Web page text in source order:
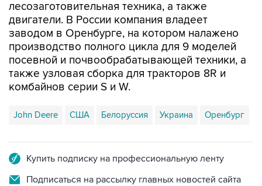
лесозаготовительная техника, а также
двигатели. В России компания владеет
заводом в Оренбурге, на котором налажено
производство полного цикла для 9 моделей
посевной и почвообрабатывающей техники, а
также узловая сборка для тракторов 8R и
комбайнов серии S и W.
John Deere США Белоруссия Украина Оренбург
Купить подписку на профессиональную ленту
Подписаться на рассылку главных новостей сайта